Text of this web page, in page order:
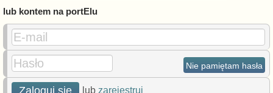
lub kontem na portElu
E-mail
Hasło
Nie pamiętam hasła
Zaloguj się lub zarejestruj